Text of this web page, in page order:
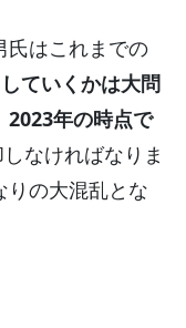
氏はこれまでの
ていくかは大問
2023年の時点で
なければなりま
りの大混乱とな